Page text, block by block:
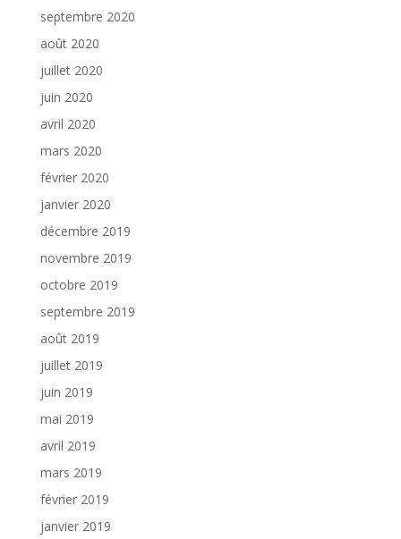
septembre 2020
août 2020
juillet 2020
juin 2020
avril 2020
mars 2020
février 2020
janvier 2020
décembre 2019
novembre 2019
octobre 2019
septembre 2019
août 2019
juillet 2019
juin 2019
mai 2019
avril 2019
mars 2019
février 2019
janvier 2019